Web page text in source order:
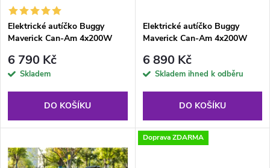
p
r
o
d
u
s
p
r
d
Elektrické autíčko Buggy
Maverick Can-Am 4x200W
6 790 Kč
Skladem
DO KOŠÍKU
Elektrické autíčko Buggy
Maverick Can-Am 4x200W
6 890 Kč
Skladem ihned k odběru
DO KOŠÍKU
Doprava ZDARMA